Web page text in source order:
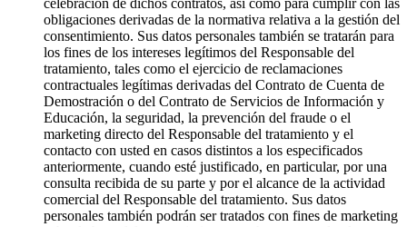
obligaciones derivadas de la normativa relativa a la gestión del
consentimiento. Sus datos personales también se tratarán para
los fines de los intereses legítimos del Responsable del
tratamiento, tales como el ejercicio de reclamaciones
contractuales legítimas derivadas del Contrato de Cuenta de
Demostración o del Contrato de Servicios de Información y
Educación, la seguridad, la prevención del fraude o el
marketing directo del Responsable del tratamiento y el
contacto con usted en casos distintos a los especificados
anteriormente, cuando esté justificado, en particular, por una
consulta recibida de su parte y por el alcance de la actividad
comercial del Responsable del tratamiento. Sus datos
personales también podrán ser tratados con fines de marketing